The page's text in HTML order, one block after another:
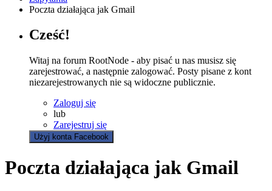
Poczta działająca jak Gmail
Cześć!
Witaj na forum RootNode - aby pisać u nas musisz się
zarejestrować, a następnie zalogować. Posty pisane z kont
niezarejestrowanych nie są widoczne publicznie.
Zaloguj się
lub
Zarejestruj się
Użyj konta Facebook
Poczta działająca jak Gmail